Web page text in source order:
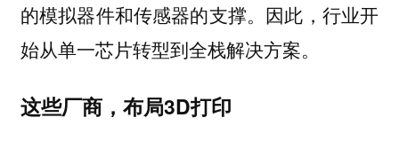
的模拟器件和传感器的支撑。因此，行业开
始从单一芯片转型到全栈解决方案。
这些厂商，布局3D打印